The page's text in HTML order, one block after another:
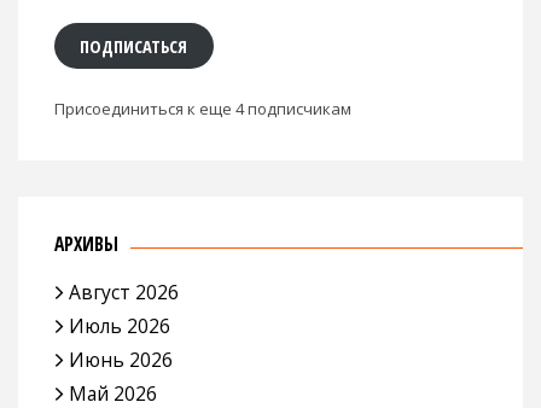
ПОДПИСАТЬСЯ
Присоединиться к еще 4 подписчикам
АРХИВЫ
Август 2026
Июль 2026
Июнь 2026
Май 2026